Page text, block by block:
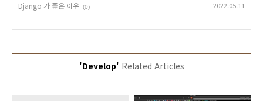
Django 가 좋은 이유 (0) 2022.05.11
'Develop' Related Articles